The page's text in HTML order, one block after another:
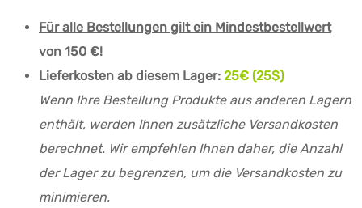
Für alle Bestellungen gilt ein Mindestbestellwert
von 150 €!
Lieferkosten ab diesem Lager: 25€ (25$)
Wenn Ihre Bestellung Produkte aus anderen Lagern
enthält, werden Ihnen zusätzliche Versandkosten
berechnet. Wir empfehlen Ihnen daher, die Anzahl
der Lager zu begrenzen, um die Versandkosten zu
minimieren.